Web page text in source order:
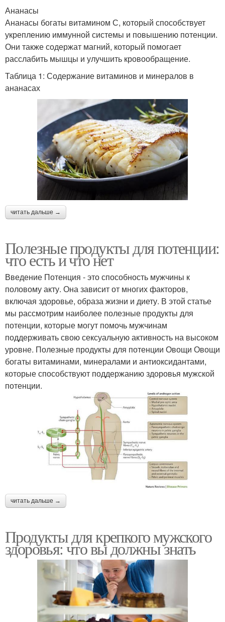
Ананасы
Ананасы богаты витамином С, который способствует
укреплению иммунной системы и повышению потенции.
Они также содержат магний, который помогает
расслабить мышцы и улучшить кровообращение.
Таблица 1: Содержание витаминов и минералов в
ананасах
читать дальше →
Полезные продукты для потенции:
что есть и что нет
Введение Потенция - это способность мужчины к
половому акту. Она зависит от многих факторов,
включая здоровье, образа жизни и диету. В этой статье
мы рассмотрим наиболее полезные продукты для
потенции, которые могут помочь мужчинам
поддерживать свою сексуальную активность на высоком
уровне. Полезные продукты для потенции Овощи Овощи
богаты витаминами, минералами и антиоксидантами,
которые способствуют поддержанию здоровья мужской
потенции.
читать дальше →
Продукты для крепкого мужского
здоровья: что вы должны знать